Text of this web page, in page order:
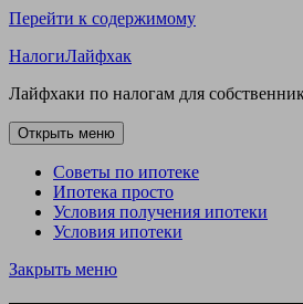
Перейти к содержимому
НалогиЛайфхак
Лайфхаки по налогам для
Открыть меню
Советы по ипотеке
Ипотека просто
Условия получения ипотеки
Условия ипотеки
Закрыть меню